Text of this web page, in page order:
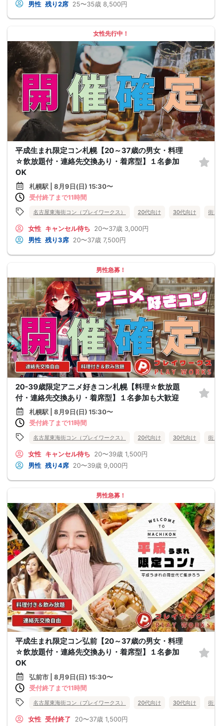
男性 残り2席 25〜35歳 8,500円
女性先行中！
平成生まれ限定コン札幌【20～37歳の男女・料理
☆飲放題付・連絡先交換あり・着席型】１名参加
OK
札幌駅 | 8月9日(日) 15:30〜
受付終了まで11時間
名古屋東海街コン（プレイワークス） 20代向け 30代向け 街コ
女性 キャンセル待ち 20〜37歳 3,000円
男性 残り3席 20〜37歳 7,500円
男性急募！
20-39歳限定アニメ好きコン札幌【料理☆飲放題
付・連絡先交換あり・着席型】１名参加も大歓迎
札幌駅 | 8月9日(日) 15:30〜
受付終了まで11時間
名古屋東海街コン（プレイワークス） 20代向け 30代向け 街コ
女性 キャンセル待ち 20〜39歳 1,500円
男性 残り4席 20〜39歳 9,000円
男性急募！
平成生まれ限定コン弘前【20～37歳の男女・料理
☆飲放題付・連絡先交換あり・着席型】１名参加
OK
弘前市 | 8月9日(日) 15:30〜
受付終了まで11時間
名古屋東海街コン（プレイワークス） 20代向け 30代向け 街コ
女性 受付終了 20〜37歳 1,500円